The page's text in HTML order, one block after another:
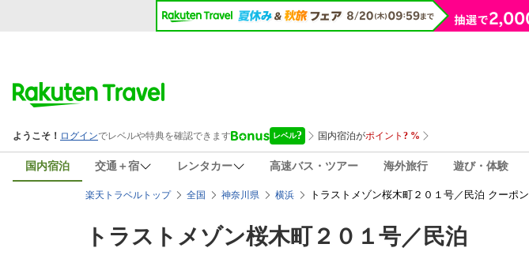
国内宿泊 交通＋宿 レンタカー 高速バス・ツアー 海外旅行 遊び・体験
楽天トラベルトップ 全国 神奈川県 横浜 トラストメゾン桜木町２０１号／民泊 クーポン
トラストメゾン桜木町２０１号／民泊